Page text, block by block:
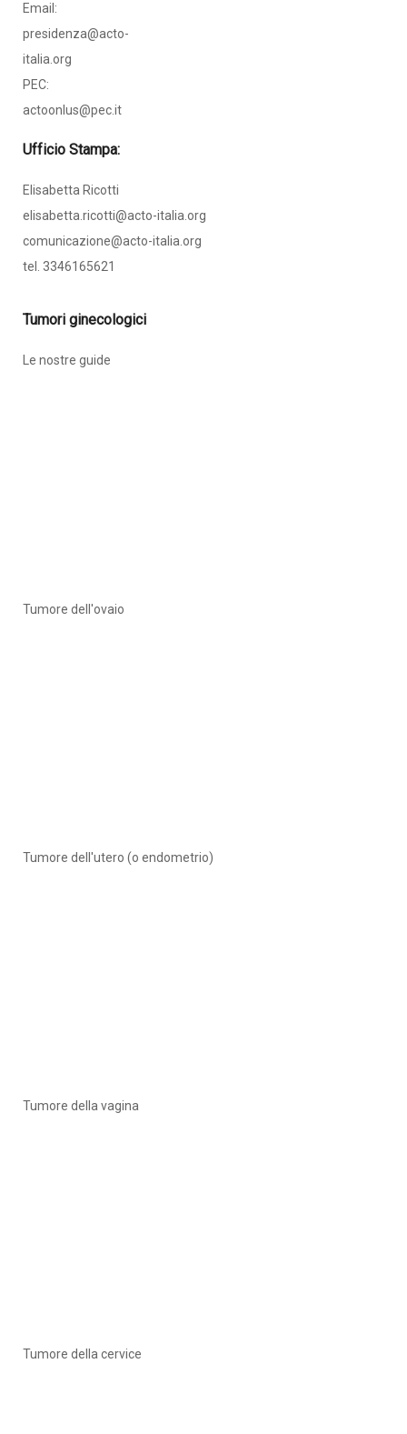
Email:
presidenza@acto-
italia.org
PEC:
actoonlus@pec.it
Ufficio Stampa:
Elisabetta Ricotti
elisabetta.ricotti@acto-italia.org
comunicazione@acto-italia.org
tel. 3346165621
Tumori ginecologici
Le nostre guide
Tumore dell'ovaio
Tumore dell'utero (o endometrio)
Tumore della vagina
Tumore della cervice